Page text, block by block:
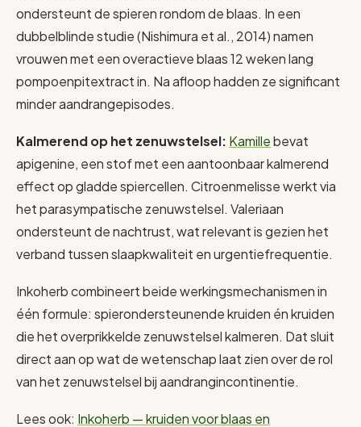
ondersteunt de spieren rondom de blaas. In een
dubbelblinde studie (Nishimura et al., 2014) namen
vrouwen met een overactieve blaas 12 weken lang
pompoenpitextract in. Na afloop hadden ze significant
minder aandrangepisodes.
Kalmerend op het zenuwstelsel: Kamillebevat
apigenine, een stof met een aantoonbaar kalmerend
effect op gladde spiercellen. Citroenmelisse werkt via
het parasympatische zenuwstelsel. Valeriaan
ondersteunt de nachtrust, wat relevant is gezien het
verband tussen slaapkwaliteit en urgentiefrequentie.
Inkoherb combineert beide werkingsmechanismen in
één formule: spierondersteunende kruiden én kruiden
die het overprikkelde zenuwstelsel kalmeren. Dat sluit
direct aan op wat de wetenschap laat zien over de rol
van het zenuwstelsel bij aandrangincontinentie.
Lees ook: Inkoherb — kruiden voor blaas en